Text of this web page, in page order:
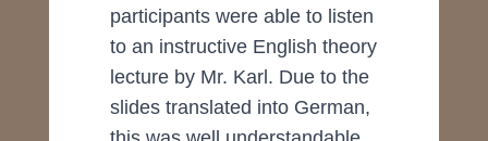
participants were able to listen
to an instructive English theory
lecture by Mr. Karl. Due to the
slides translated into German,